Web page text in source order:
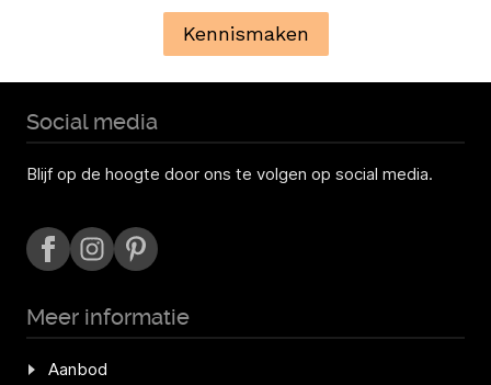
Kennismaken
Social media
Blijf op de hoogte door ons te volgen op social media.
Meer informatie
Aanbod